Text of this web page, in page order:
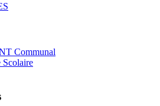
Communal
Scolaire